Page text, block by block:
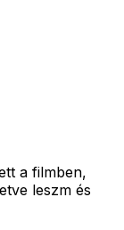
a filmben,
leszm és